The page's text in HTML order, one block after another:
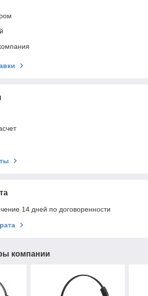
14 дней по договоренности
компании